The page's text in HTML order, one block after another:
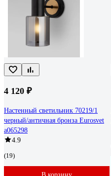
4 120 ₽
Настенный светильник 70219/1
черный/античная бронза Eurosvet
a065298
4.9
(19)